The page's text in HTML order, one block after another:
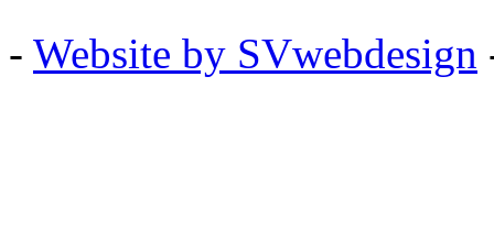
- Website by SVwebdesign